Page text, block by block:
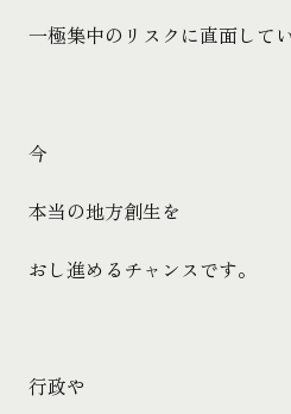
一極集中のリスクに直面して
今
本当の地方創生を
おし進めるチャンスです。
行政や